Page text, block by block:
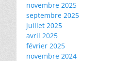
novembre 2025
septembre 2025
juillet 2025
avril 2025
février 2025
novembre 2024